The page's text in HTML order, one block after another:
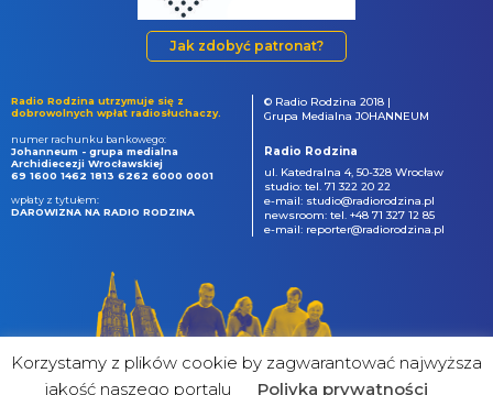
Jak zdobyć patronat?
Radio Rodzina utrzymuje się z
dobrowolnych wpłat radiosłuchaczy.
numer rachunku bankowego:
Johanneum - grupa medialna
Archidiecezji Wrocławskiej
69 1600 1462 1813 6262 6000 0001
wpłaty z tytułem:
DAROWIZNA NA RADIO RODZINA
© Radio Rodzina 2018 |
Grupa Medialna JOHANNEUM
Radio Rodzina
ul. Katedralna 4, 50-328 Wrocław
studio: tel. 71 322 20 22
e-mail: studio@radiorodzina.pl
newsroom: tel. +48 71 327 12 85
e-mail: reporter@radiorodzina.pl
Korzystamy z plików cookie by zagwarantować najwyższa
jakość naszego portalu
Poliyka prywatności